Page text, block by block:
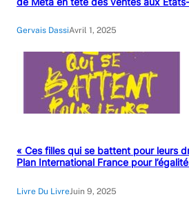
Gervais DassiAvril 1, 2025
« Ces filles qui se battent pour leurs
Plan International France pour
Livre Du LivreJuin 9, 2025